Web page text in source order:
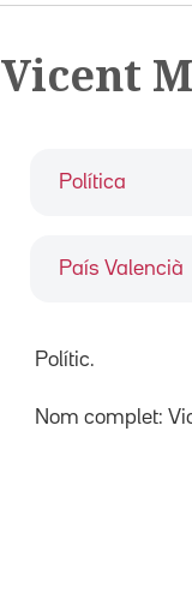
Vicent
Política
País Valencià
Polític.
Nom complet: